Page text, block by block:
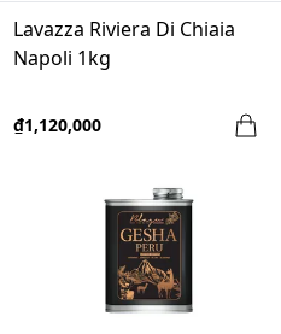
Lavazza Riviera Di Chiaia
Napoli 1kg
₫1,120,000